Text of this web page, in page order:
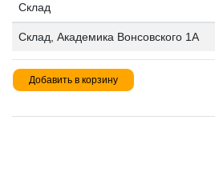
Склад
Склад, Академика Вонсовского 1А
Добавить в корзину